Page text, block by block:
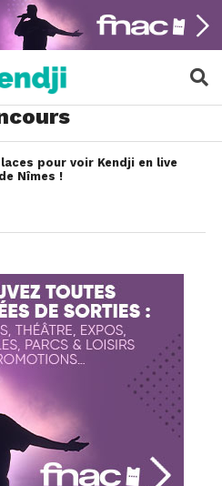
pour voir Kendji en live
Nîmes !